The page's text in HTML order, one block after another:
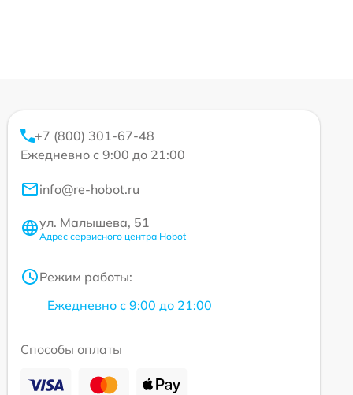
+7 (800) 301-67-48
Ежедневно с 9:00 до 21:00
info@re-hobot.ru
ул. Малышева, 51
Адрес сервисного центра Hobot
Режим работы:
Ежедневно с 9:00 до 21:00
Способы оплаты